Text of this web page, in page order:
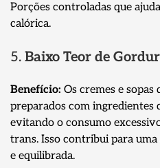
Porções controladas que
calórica.
5. Baixo Teor de
Benefício: Os cremes e sopas
preparados com ingredientes
evitando o consumo
trans. Isso contribui para
e equilibrada.